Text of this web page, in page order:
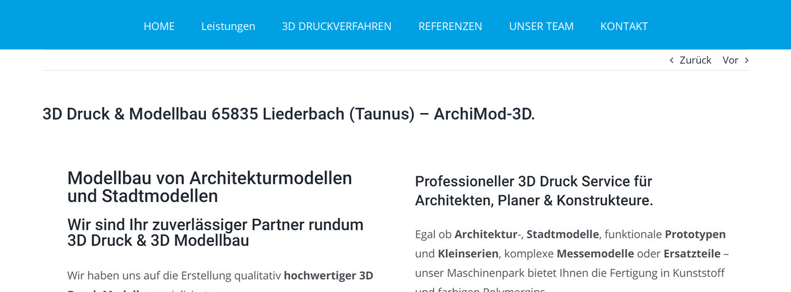
HOME Leistungen 3D DRUCKVERFAHREN REFERENZEN UNSER TEAM KONTAKT
Zurück Vor
3D Druck & Modellbau 65835 Liederbach (Taunus) – ArchiMod-3D.